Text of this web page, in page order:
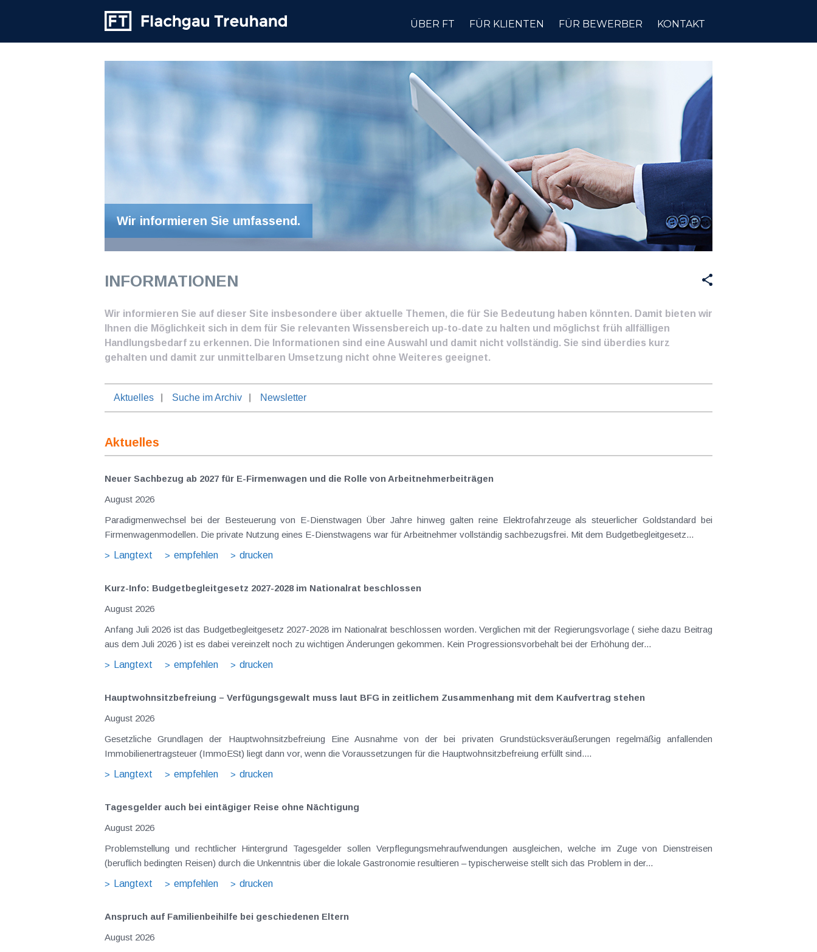
ÜBER FT FÜR KLIENTEN FÜR BEWERBER KONTAKT
Wir informieren Sie umfassend.
INFORMATIONEN
Wir informieren Sie auf dieser Site insbesondere über aktuelle Themen, die für Sie Bedeutung haben könnten. Damit bieten wir
Ihnen die Möglichkeit sich in dem für Sie relevanten Wissensbereich up-to-date zu halten und möglichst früh allfälligen
Handlungsbedarf zu erkennen. Die Informationen sind eine Auswahl und damit nicht vollständig. Sie sind überdies kurz
gehalten und damit zur unmittelbaren Umsetzung nicht ohne Weiteres geeignet.
Aktuelles Suche im Archiv Newsletter
Aktuelles
Neuer Sachbezug ab 2027 für E-Firmenwagen und die Rolle von Arbeitnehmer​­beiträgen
August 2026
Paradigmenwechsel bei der Besteuerung von E-Dienstwagen Über Jahre hinweg galten reine Elektrofahrzeuge als steuerlicher Goldstandard bei
Firmenwagenmodellen. Die private Nutzung eines E-Dienstwagens war für Arbeitnehmer vollständig sachbezugsfrei. Mit dem Budgetbegleitgesetz...
Langtext
empfehlen drucken
Kurz-Info: Budgetbegleitgesetz 2027-2028 im Nationalrat beschlossen
August 2026
Anfang Juli 2026 ist das Budgetbegleitgesetz 2027-2028 im Nationalrat beschlossen worden. Verglichen mit der Regierungsvorlage ( siehe dazu Beitrag
aus dem Juli 2026 ) ist es dabei vereinzelt noch zu wichtigen Änderungen gekommen. Kein Progressionsvorbehalt bei der Erhöhung der...
Langtext
empfehlen drucken
Hauptwohnsitz​­befreiung – Verfügungsgewalt muss laut BFG in zeitlichem Zusammenhang mit dem Kaufvertrag stehen
August 2026
Gesetzliche Grundlagen der Hauptwohnsitzbefreiung Eine Ausnahme von der bei privaten Grundstücksveräußerungen regelmäßig anfallenden
Immobilienertragsteuer (ImmoESt) liegt dann vor, wenn die Voraussetzungen für die Hauptwohnsitzbefreiung erfüllt sind....
Langtext
empfehlen drucken
Tagesgelder auch bei eintägiger Reise ohne Nächtigung
August 2026
Problemstellung und rechtlicher Hintergrund Tagesgelder sollen Verpflegungsmehraufwendungen ausgleichen, welche im Zuge von Dienstreisen
(beruflich bedingten Reisen) durch die Unkenntnis über die lokale Gastronomie resultieren – typischerweise stellt sich das Problem in der...
Langtext
empfehlen drucken
Anspruch auf Familienbeihilfe bei geschiedenen Eltern
August 2026